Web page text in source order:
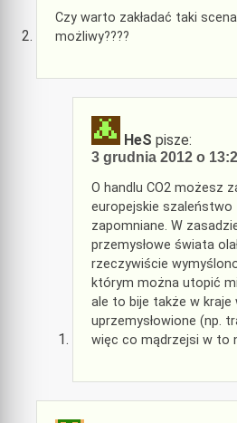
Czy warto zakładać taki
możliwy????
HeS pisze:
3 grudnia 2012 o
O handlu CO2 możesz
europejskie
zapomniane. W
przemysłowe świata
rzeczywiście
którym można utopić
ale to bije także w kraje
uprzemysłowione (np.
więc co mądrzejsi w to